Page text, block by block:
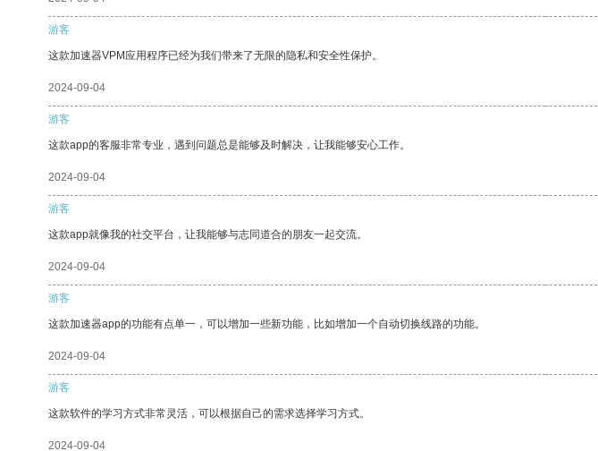
游客
这款加速器VPM应用程序已经为我们带来了无限的隐私和安全性保护。
2024-09-04
游客
这款app的客服非常专业，遇到问题总是能够及时解决，让我能够安心工作。
2024-09-04
游客
这款app就像我的社交平台，让我能够与志同道合的朋友一起交流。
2024-09-04
游客
这款加速器app的功能有点单一，可以增加一些新功能，比如增加一个自动切换线路的功能。
2024-09-04
游客
这款软件的学习方式非常灵活，可以根据自己的需求选择学习方式。
2024-09-04